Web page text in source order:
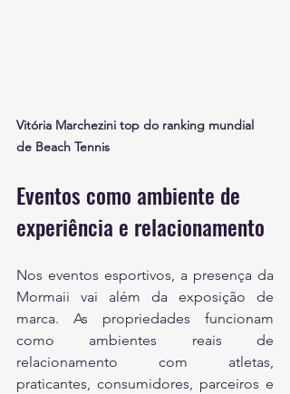
Vitória Marchezini top do ranking mundial
de Beach Tennis
Eventos como ambiente de
experiência e relacionamento
Nos eventos esportivos, a presença da
Mormaii vai além da exposição de
marca. As propriedades funcionam
como ambientes reais de
relacionamento com atletas,
praticantes, consumidores, parceiros e